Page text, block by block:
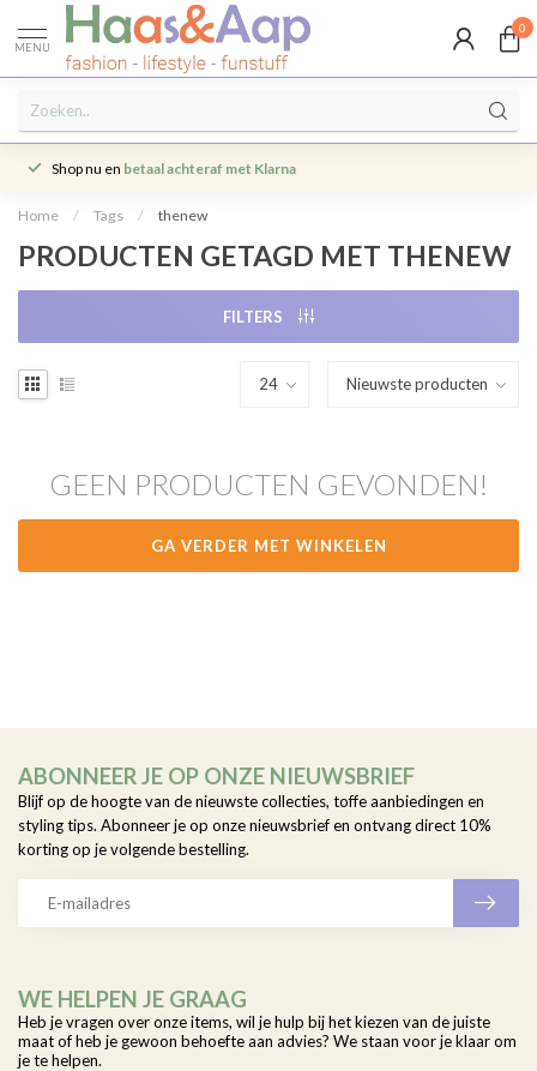
MENU
0
Shop nu en betaal achteraf met Klarna
Home / Tags / thenew
PRODUCTEN GETAGD MET THENEW
FILTERS
GEEN PRODUCTEN GEVONDEN!
GA VERDER MET WINKELEN
WE HELPEN JE GRAAG
Heb je vragen over onze items, wil je hulp bij het kiezen van de juiste
maat of heb je gewoon behoefte aan advies? We staan voor je klaar om
je te helpen.
ABONNEER JE OP ONZE NIEUWSBRIEF
Blijf op de hoogte van de nieuwste collecties, toffe aanbiedingen en
styling tips. Abonneer je op onze nieuwsbrief en ontvang direct 10%
korting op je volgende bestelling.